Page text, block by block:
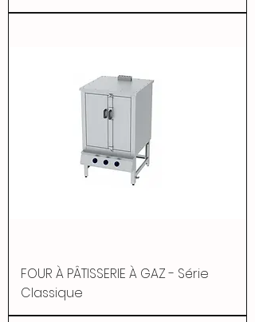
FOUR À PÂTISSERIE À GAZ - Série
Classique